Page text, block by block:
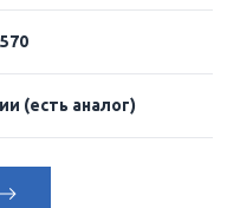
(есть аналог)